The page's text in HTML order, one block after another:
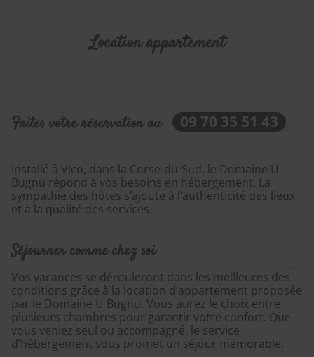
Location appartement
Faites votre réservation au 09 70 35 51 43
Installé à Vico, dans la Corse-du-Sud, le Domaine U
Bugnu répond à vos besoins en hébergement. La
sympathie des hôtes s’ajoute à l’authenticité des lieux
et à la qualité des services.
Séjourner comme chez soi
Vos vacances se dérouleront dans les meilleures des
conditions grâce à la location d’appartement proposée
par le Domaine U Bugnu. Vous aurez le choix entre
plusieurs chambres pour garantir votre confort. Que
vous veniez seul ou accompagné, le service
d’hébergement vous promet un séjour mémorable.